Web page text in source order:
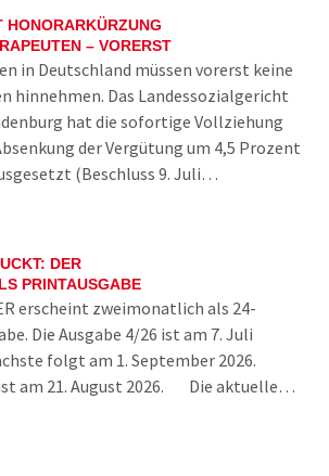
HONORARKÜRZUNG
– VORERST
in Deutschland müssen vorerst keine
hinnehmen. Das Landessozialgericht
hat die sofortige Vollziehung
der Vergütung um 4,5 Prozent
(Beschluss 9. Juli…
DER
PRINTAUSGABE
erscheint zweimonatlich als 24-
Die Ausgabe 4/26 ist am 7. Juli
folgt am 1. September 2026.
am 21. August 2026. Die aktuelle…